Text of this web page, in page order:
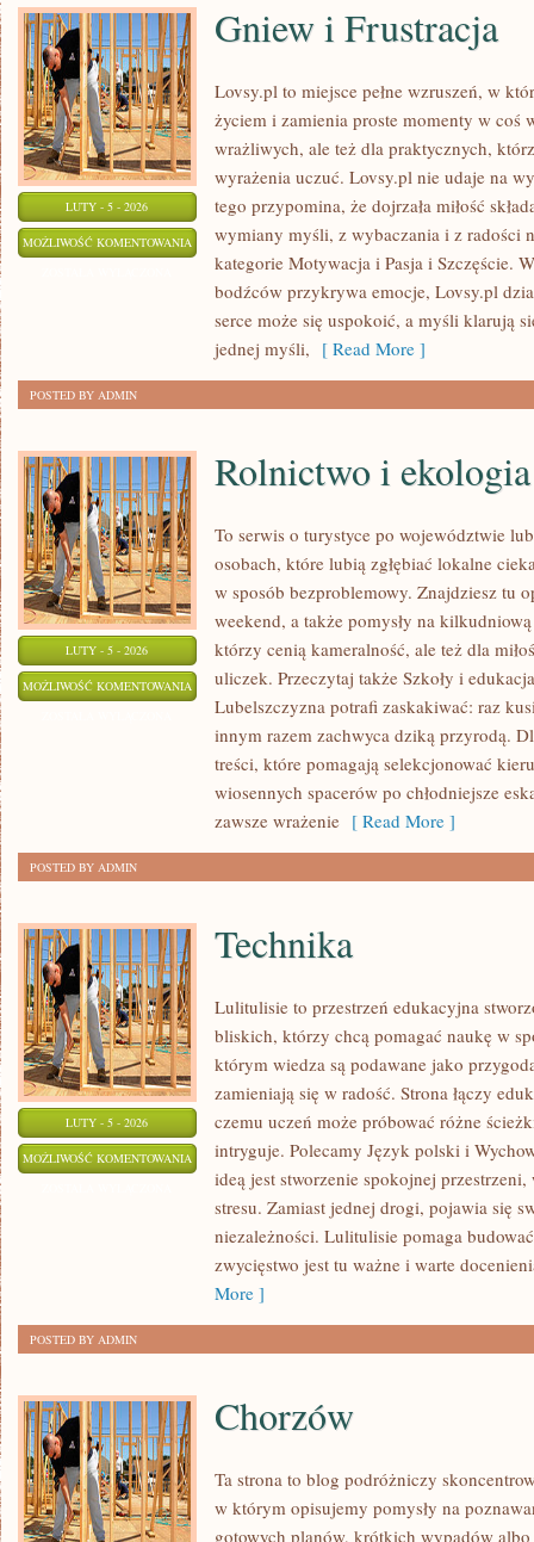
LUTY - 5 - 2026
MOŻLIWOŚĆ KOMENTOWANIA GNIEW
FRUSTRACJA
Gniew i Frustracja
Lovsy.pl to miejsce pełne wzruszeń, w
życiem i zamienia proste momenty w coś
wrażliwych, ale też dla praktycznych,
wyrażenia uczuć. Lovsy.pl nie udaje na
tego przypomina, że dojrzała miłość
wymiany myśli, z wybaczania i z radości
kategorie Motywacja i Pasja i Szczęście.
bodźców przykrywa emocje, Lovsy.pl
serce może się uspokoić, a myśli klarują
jednej myśli, [ Read More ]
POSTED BY ADMIN
LUTY - 5 - 2026
MOŻLIWOŚĆ KOMENTOWANIA ROLNICTWO
EKOLOGIA
Rolnictwo i ekologia
To serwis o turystyce po województwie
osobach, które lubią zgłębiać lokalne
w sposób bezproblemowy. Znajdziesz tu
weekend, a także pomysły na
którzy cenią kameralność, ale też dla
uliczek. Przeczytaj także Szkoły i
Lubelszczyzna potrafi zaskakiwać: raz
innym razem zachwyca dziką przyrodą.
treści, które pomagają selekcjonować
wiosennych spacerów po chłodniejsze
zawsze wrażenie [ Read More ]
POSTED BY ADMIN
LUTY - 5 - 2026
MOŻLIWOŚĆ KOMENTOWANIA TECHNIKA
Technika
Lulitulisie to przestrzeń edukacyjna
bliskich, którzy chcą pomagać naukę w
którym wiedza są podawane jako
zamieniają się w radość. Strona łączy
czemu uczeń może próbować różne
intryguje. Polecamy Język polski i
ideą jest stworzenie spokojnej
stresu. Zamiast jednej drogi, pojawia się
niezależności. Lulitulisie pomaga
zwycięstwo jest tu ważne i warte
More ]
POSTED BY ADMIN
Chorzów
Ta strona to blog podróżniczy
w którym opisujemy pomysły na
gotowych planów, krótkich wypadów